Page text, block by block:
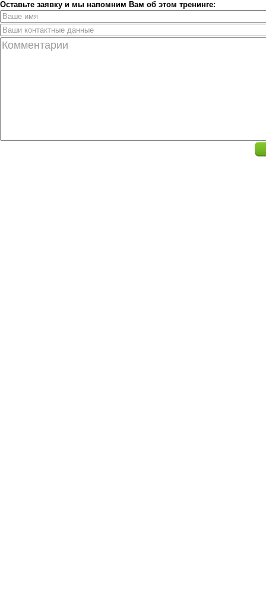
Оставьте заявку и мы напомним Вам об этом тренинге: